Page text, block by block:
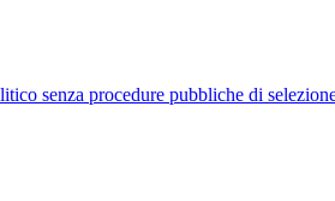
senza procedure pubbliche di